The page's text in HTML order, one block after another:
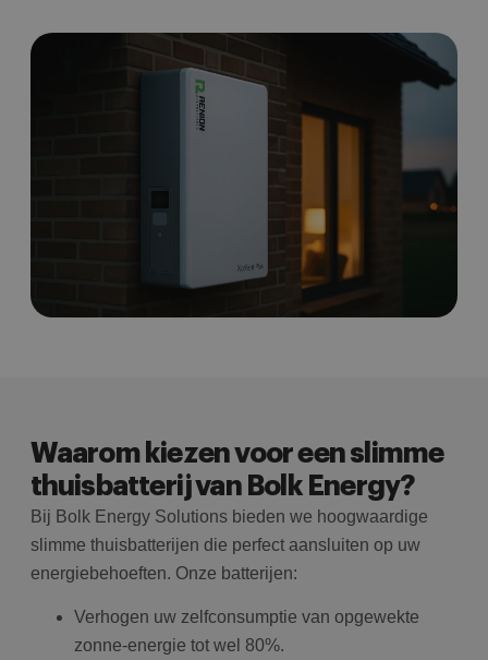
Waarom kiezen voor een slimme
thuisbatterij van Bolk Energy?
Bij Bolk Energy Solutions bieden we hoogwaardige
slimme thuisbatterijen die perfect aansluiten op uw
energiebehoeften. Onze batterijen:
Verhogen uw zelfconsumptie van opgewekte
zonne-energie tot wel 80%.